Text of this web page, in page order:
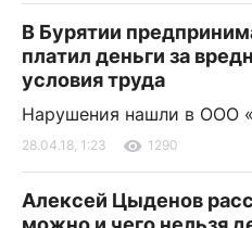
В Бурятии
платил деньги за
условия труда
Нарушения нашли в ООО
28.04.18, 1:23 1290
Алексей Цыденов